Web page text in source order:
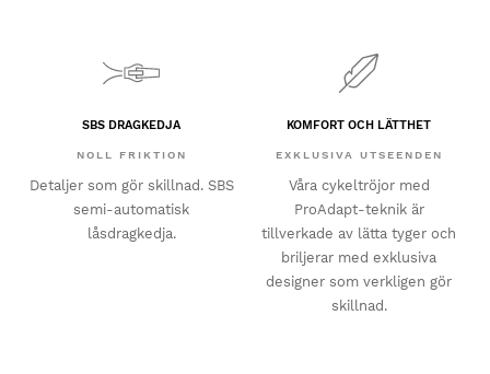
SBS DRAGKEDJA
NOLL FRIKTION
Detaljer som gör skillnad. SBS
semi-automatisk
låsdragkedja.
KOMFORT OCH LÄTTHET
EXKLUSIVA UTSEENDEN
Våra cykeltröjor med
ProAdapt-teknik är
tillverkade av lätta tyger och
briljerar med exklusiva
designer som verkligen gör
skillnad.